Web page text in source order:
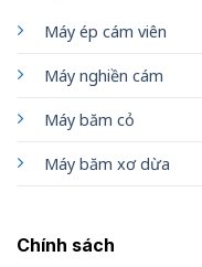
Máy ép cám viên
Máy nghiền cám
Máy băm cỏ
Máy băm xơ dừa
Chính sách